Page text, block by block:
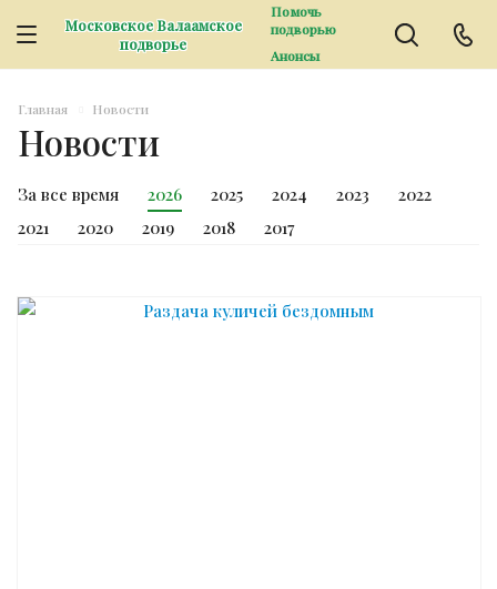
Московское Валаамское
подворье
Помочь
подворью
Анонсы
Главная Новости
Новости
За все время 2026 2025 2024 2023
2022
2021
2020 2019 2018 2017